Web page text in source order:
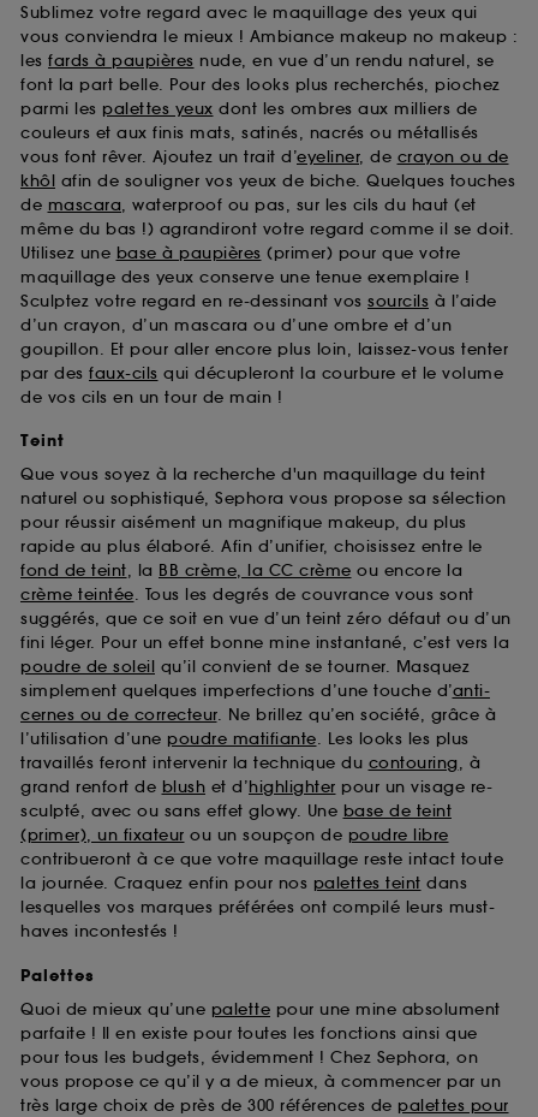
Sublimez votre regard avec le maquillage des yeux qui
vous conviendra le mieux ! Ambiance makeup no makeup :
les fards à paupières nude, en vue d’un rendu naturel, se
font la part belle. Pour des looks plus recherchés, piochez
parmi les palettes yeux dont les ombres aux milliers de
couleurs et aux finis mats, satinés, nacrés ou métallisés
vous font rêver. Ajoutez un trait d’eyeliner, de crayon ou de
khôl afin de souligner vos yeux de biche. Quelques touches
de mascara, waterproof ou pas, sur les cils du haut (et
même du bas !) agrandiront votre regard comme il se doit.
Utilisez une base à paupières (primer) pour que votre
maquillage des yeux conserve une tenue exemplaire !
Sculptez votre regard en re-dessinant vos sourcils à l’aide
d’un crayon, d’un mascara ou d’une ombre et d’un
goupillon. Et pour aller encore plus loin, laissez-vous tenter
par des faux-cils qui décupleront la courbure et le volume
de vos cils en un tour de main !
Teint
Que vous soyez à la recherche d'un maquillage du teint
naturel ou sophistiqué, Sephora vous propose sa sélection
pour réussir aisément un magnifique makeup, du plus
rapide au plus élaboré. Afin d’unifier, choisissez entre le
fond de teint, la BB crème, la CC crème ou encore la
crème teintée. Tous les degrés de couvrance vous sont
suggérés, que ce soit en vue d’un teint zéro défaut ou d’un
fini léger. Pour un effet bonne mine instantané, c’est vers la
poudre de soleil qu’il convient de se tourner. Masquez
simplement quelques imperfections d’une touche d’anti-
cernes ou de correcteur. Ne brillez qu’en société, grâce à
l’utilisation d’une poudre matifiante. Les looks les plus
travaillés feront intervenir la technique du contouring, à
grand renfort de blush et d’highlighter pour un visage re-
sculpté, avec ou sans effet glowy. Une base de teint
(primer), un fixateur ou un soupçon de poudre libre
contribueront à ce que votre maquillage reste intact toute
la journée. Craquez enfin pour nos palettes teint dans
lesquelles vos marques préférées ont compilé leurs must-
haves incontestés !
Palettes
Quoi de mieux qu’une palette pour une mine absolument
parfaite ! Il en existe pour toutes les fonctions ainsi que
pour tous les budgets, évidemment ! Chez Sephora, on
vous propose ce qu’il y a de mieux, à commencer par un
très large choix de près de 300 références de palettes pour